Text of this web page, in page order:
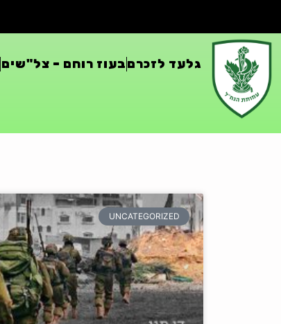
גלעד לזכרםבעוז רוחם – צל"שים
UNCATEGORIZED